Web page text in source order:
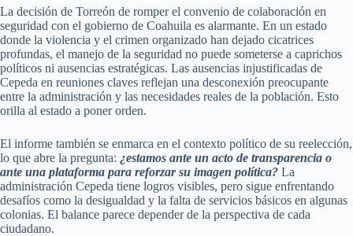
La decisión de Torreón de romper el convenio de colaboración en
seguridad con el gobierno de Coahuila es alarmante. En un estado
donde la violencia y el crimen organizado han dejado cicatrices
profundas, el manejo de la seguridad no puede someterse a caprichos
políticos ni ausencias estratégicas. Las ausencias injustificadas de
Cepeda en reuniones claves reflejan una desconexión preocupante
entre la administración y las necesidades reales de la población. Esto
orilla al estado a poner orden.
El informe también se enmarca en el contexto político de su reelección,
lo que abre la pregunta: ¿estamos ante un acto de transparencia o
ante una plataforma para reforzar su imagen política? La
administración Cepeda tiene logros visibles, pero sigue enfrentando
desafíos como la desigualdad y la falta de servicios básicos en algunas
colonias. El balance parece depender de la perspectiva de cada
ciudadano.